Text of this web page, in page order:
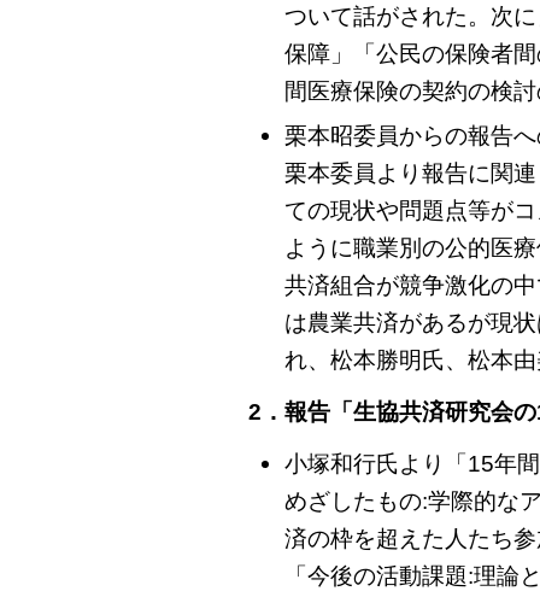
ついて話がされた。次
保障」「公民の保険者
間医療保険の契約の検
栗本昭委員からの報告
栗本委員より報告に関
ての現状や問題点等が
ように職業別の公的医
共済組合が競争激化の
は農業共済があるが現
れ、松本勝明氏、松本
2．報告「生協共済研究会
小塚和行氏より「15年
めざしたもの:学際的な
済の枠を超えた人たち
「今後の活動課題:理論